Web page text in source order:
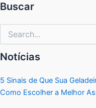
Buscar
por:
Notícias
5 Sinais de Que Sua
Como Escolher a Melhor